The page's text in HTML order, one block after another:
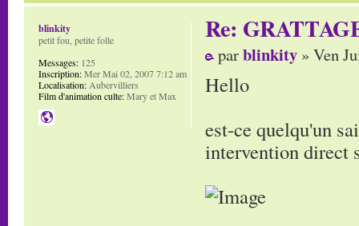
Re:
parblinkity » Ven
Hello
est-ce quelqu'un
intervention direct
blinkity
petit fou, petite folle
Messages: 125
Inscription:Mer Mai 02, 2007 7:12 am
Localisation:Aubervilliers
Film d'animation culte:Mary et Max